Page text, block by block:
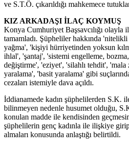
ve S.T.Ö. çıkarıldığı mahkemece
KIZ ARKADAŞI İLAÇ KOYMUŞ
Konya Cumhuriyet Başsavcılığı olayla
tamamladı. Şüpheliler hakkında
yağma', 'kişiyi hürriyetinden yoksun
ihlal', 'şantaj', 'sistemi engelleme,
değiştirme', 'eziyet', 'silahlı tehdit', 'mala
yaralama', 'basit yaralama' gibi
cezaları istemiyle dava açıldı.
İddianamede kadın şüphelilerden S.K.
bilinmeyen nedenle husumet olduğu,
konulan madde ile kendisinden
şüphelilerin genç kadınla ile ilişkiye
almaları konusunda anlaştığı belirtildi.